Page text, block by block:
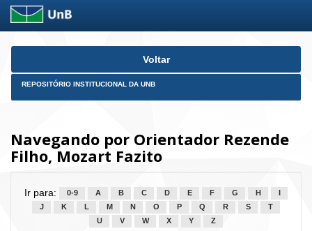
Skip
Voltar
REPOSITÓRIO INSTITUCIONAL DA UNB
Navegando por Orientador Rezende
Filho, Mozart Fazito
Ir para: 0-9 A B C D E F G H
J
K L M N O P Q R S
T
U
V W X Y Z